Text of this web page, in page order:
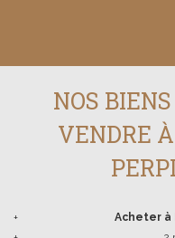
NOS
VENDRE
+
Acheter